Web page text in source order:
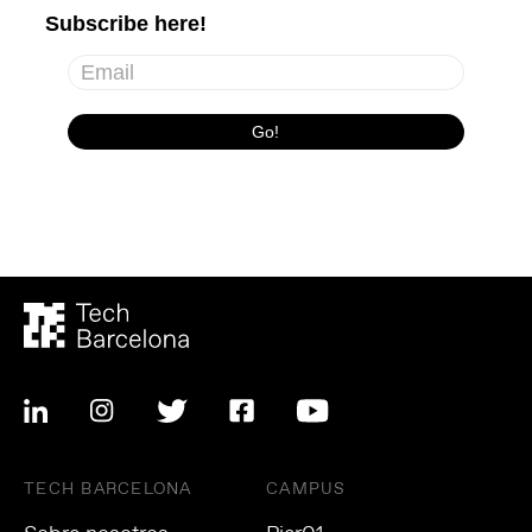
TECH BARCELONA CAMPUS